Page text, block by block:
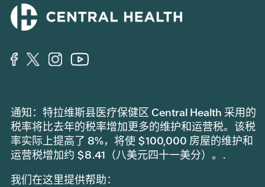
通知：特拉维斯县医疗保健区 Central Health 采用的
税率将比去年的税率增加更多的维护和运营税。该税
率实际上提高了 8%，将使 $100,000 房屋的维护和
运营税增加约 $8.41（八美元四十一美分）。.
我们在这里提供帮助：